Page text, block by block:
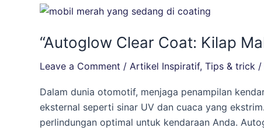
“Autoglow Clear Coat: Kilap
Leave a Comment / Artikel Inspiratif, Tips & trick /
Dalam dunia otomotif, menjaga penampilan
eksternal seperti sinar UV dan cuaca yang
perlindungan optimal untuk kendaraan Anda.
“Autoglow
Coat:
Maksimal
dan
Perlindungan
Luar
Biasa